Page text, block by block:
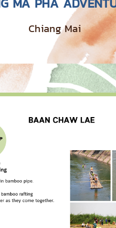
Chiang Mai